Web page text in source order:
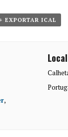
+ EXPORTAR ICAL
,
Local